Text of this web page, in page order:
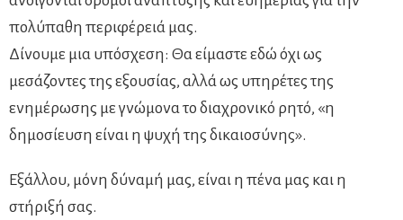
πολύπαθη περιφέρειά μας.
Δίνουμε μια υπόσχεση: Θα είμαστε εδώ όχι ως
μεσάζοντες της εξουσίας, αλλά ως υπηρέτες της
ενημέρωσης με γνώμονα το διαχρονικό ρητό, «η
δημοσίευση είναι η ψυχή της δικαιοσύνης».
Εξάλλου, μόνη δύναμή μας, είναι η πένα μας και η
στήριξή σας.